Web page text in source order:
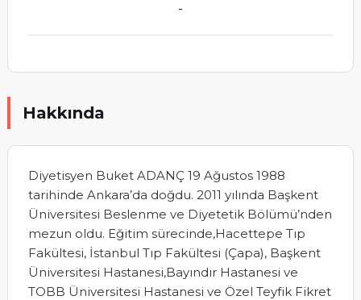
-
Hakkında
Diyetisyen Buket ADANÇ 19 Ağustos 1988
tarihinde Ankara’da doğdu. 2011 yılında Başkent
Üniversitesi Beslenme ve Diyetetik Bölümü’nden
mezun oldu. Eğitim sürecinde,Hacettepe Tıp
Fakültesi, İstanbul Tıp Fakültesi (Çapa), Başkent
Üniversitesi Hastanesi,Bayındır Hastanesi ve
TOBB Üniversitesi Hastanesi ve Özel Teyfik Fikret